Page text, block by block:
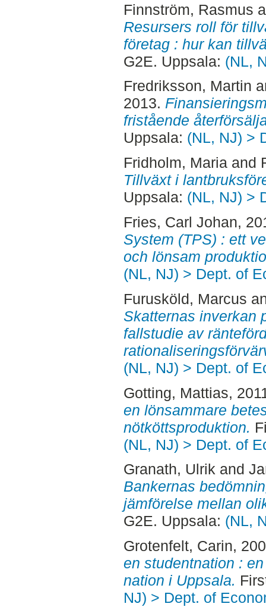
Finnström, Rasmus
Resursers roll för
företag : hur kan
G2E. Uppsala: (NL,
Fredriksson, Martin
2013.
fristående
Uppsala: (NL, NJ) >
Fridholm, Mariaand
Tillväxt i
Uppsala: (NL, NJ) >
Fries, Carl Johan,
System (TPS) : ett
och lönsam
(NL, NJ) > Dept. of
Furusköld, Marcus
Skatternas inverkan
fallstudie av
(NL, NJ) > Dept. of
Gotting, Mattias,
en lönsammare
nötköttsproduktion.
(NL, NJ) > Dept. of
Granath, Ulrik and
Bankernas
jämförelse mellan
G2E. Uppsala: (NL,
Grotenfelt, Carin,
en studentnation :
nation i Uppsala.
NJ) > Dept. of